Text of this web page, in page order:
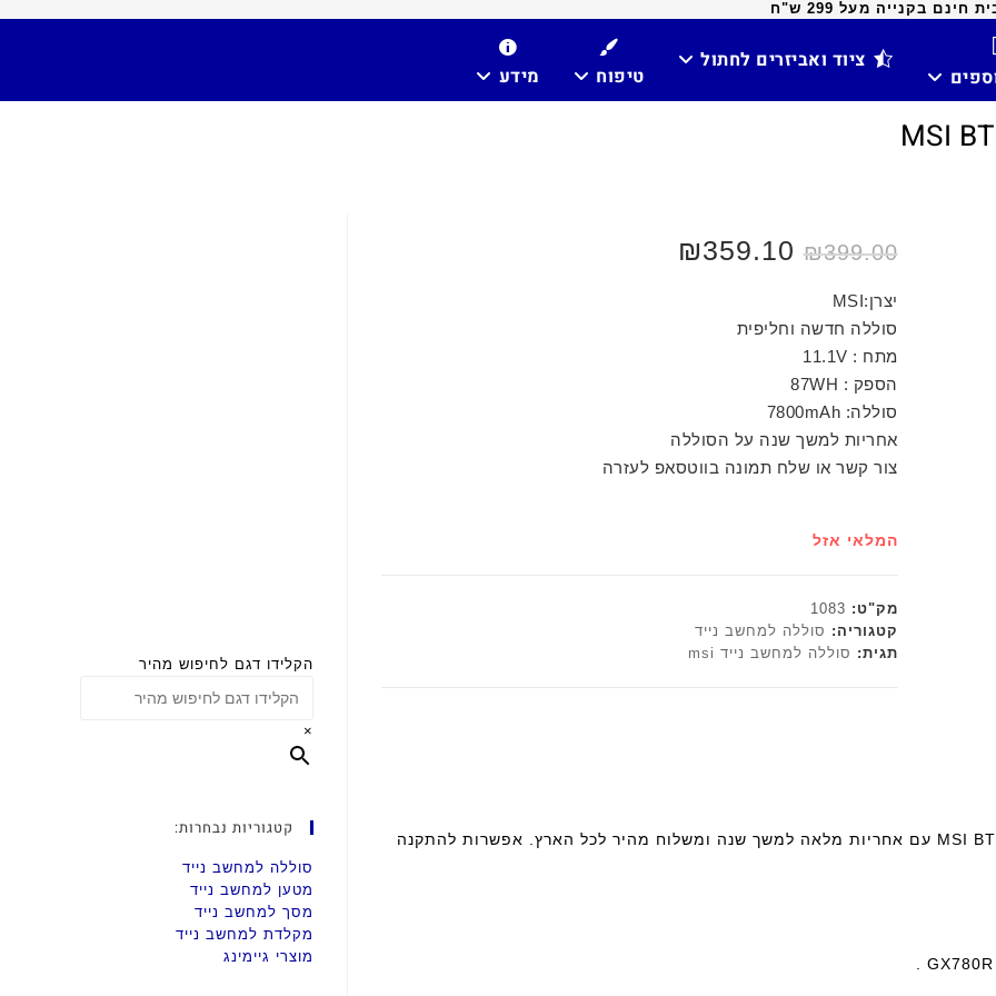
בקנייה מעל 299 ש"ח
ציוד ואביזרים לחתול
טיפוח מידע
₪399.00
₪359.10
יצרן:MSI
סוללה חדשה וחליפית
מתח : 11.1V
הספק : 87WH
סוללה: 7800mAh
אחריות למשך שנה על הסוללה
צור קשר או שלח תמונה בווטסאפ לעזרה
המלאי אזל
מק"ט: 1083
קטגוריה: סוללה למחשב נייד
תגית: סוללה למחשב נייד msi
תיאור מחבר : בטריה סוללה חליפית למחשב נייד MSI BTY-M6D עם אחריות מלאה למשך שנה ומשלוח מהיר לכל הארץ. אפשרות להתקנה
הקלידו דגם לחיפוש מהיר
×
קטגוריות נבחרות:
סוללה למחשב נייד
מטען למחשב נייד
מסך למחשב נייד
מקלדת למחשב נייד
מוצרי גיימינג